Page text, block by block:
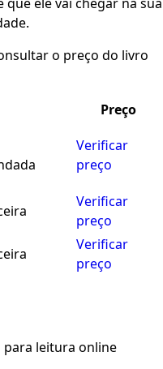
o preço do livro
Preço
Verificar
preço
Verificar
preço
Verificar
preço